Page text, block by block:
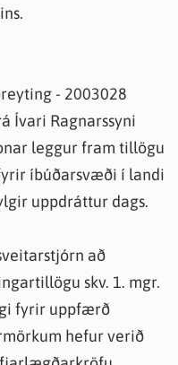
- 2003028
Ívari Ragnarssyni
leggur fram tillögu
íbúðarsvæði í landi
uppdráttur dags.
að
skv. 1. mgr.
fyrir uppfærð
hefur verið